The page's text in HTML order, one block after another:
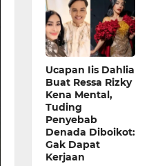
Ucapan Iis Dahlia
Buat Ressa Rizky
Kena Mental,
Tuding
Penyebab
Denada Diboikot:
Gak Dapat
Kerjaan